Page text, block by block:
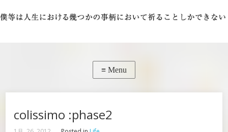
colissimo :phase2